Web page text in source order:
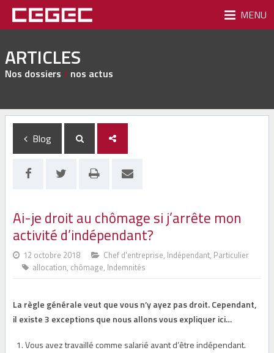
MENU
ARTICLES
Nos dossiers / nos actus
Blog
Ai-je droit au chômage si j’arrête mon
activité d’indépendant?
12 octobre 2018 Chef d'entreprise, Indépendant, Particulier
allocation, chômage, Indemnités
La règle générale veut que vous n’y ayez pas droit. Cependant,
il existe 3 exceptions que nous allons vous expliquer ici…
Vous avez travaillé comme salarié avant d’être indépendant.